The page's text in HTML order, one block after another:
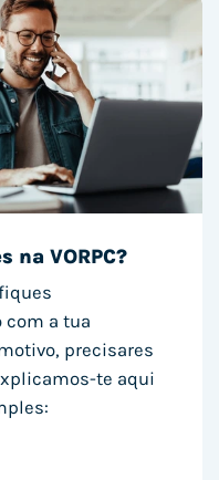
na VORPC?
a tua
precisares
te aqui